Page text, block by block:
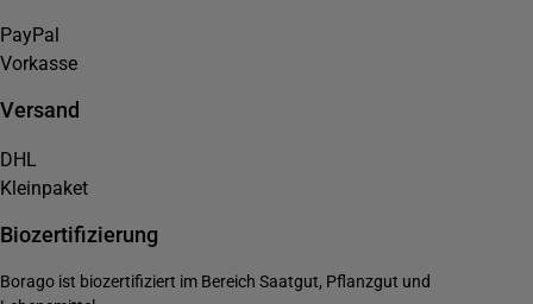
PayPal
Vorkasse
Versand
DHL
Kleinpaket
Biozertifizierung
Borago ist biozertifiziert im Bereich Saatgut, Pflanzgut und